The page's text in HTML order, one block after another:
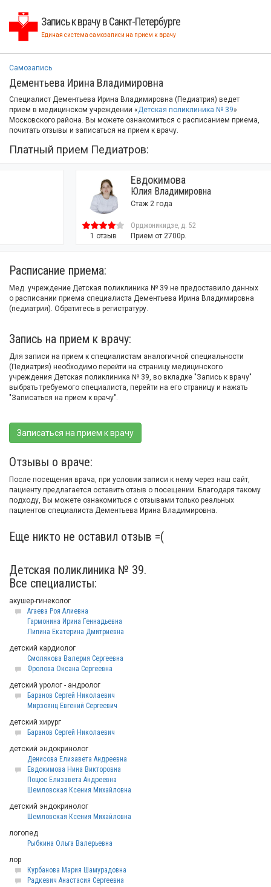
Запись к врачу в Санкт-Петербурге
Единая система самозаписи на прием к врачу
Самозапись
Дементьева Ирина Владимировна
Специалист Дементьева Ирина Владимировна (Педиатрия) ведет
прием в медицинском учреждении «Детская поликлиника № 39»
Московского района. Вы можете ознакомиться с расписанием приема,
почитать отзывы и записаться на прием к врачу.
Платный прием Педиатров:
Евдокимова
Юлия Владимировна
Стаж 2 года
Орджоникидзе, д. 52
Прием от 2700р.
Расписание приема:
Мед. учреждение Детская поликлиника № 39 не предоставило данных
о расписании приема специалиста Дементьева Ирина Владимировна
(педиатрия). Обратитесь в регистратуру.
Запись на прием к врачу:
Для записи на прием к специалистам аналогичной специальности
(Педиатрия) необходимо перейти на страницу медицинского
учреждения Детская поликлиника № 39, во вкладке "Запись к врачу"
выбрать требуемого специалиста, перейти на его страницу и нажать
"Записаться на прием к врачу".
Записаться на прием к врачу
Отзывы о враче:
После посещения врача, при условии записи к нему через наш сайт,
пациенту предлагается оставить отзыв о посещении. Благодаря такому
подходу, Вы можете ознакомиться с отзывами только реальных
пациентов специалиста Дементьева Ирина Владимировна.
Еще никто не оставил отзыв =(
Детская поликлиника № 39.
Все специалисты:
акушер-гинеколог
Агаева Роя Алиевна
Гармонина Ирина Геннадьевна
Липина Екатерина Дмитриевна
детский кардиолог
Смолякова Валерия Сергеевна
Фролова Оксана Сергеевна
детский уролог - андролог
Баранов Сергей Николаевич
Мирзоянц Евгений Сергеевич
детский хирург
Баранов Сергей Николаевич
детский эндокринолог
Денисова Елизавета Андреевна
Евдокимова Нина Викторовна
Поцюс Елизавета Андреевна
Шемловская Ксения Михайловна
детский эндокринолог
Шемловская Ксения Михайловна
логопед
Рыбкина Ольга Валерьевна
лор
Курбанова Мария Шамурадовна
Радкевич Анастасия Сергеевна